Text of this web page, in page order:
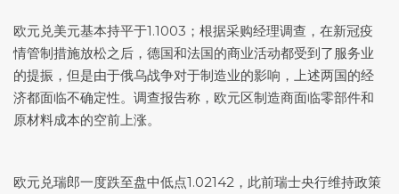
欧元兑美元基本持平于1.1003；根据采购经理调查，在新冠疫
情管制措施放松之后，德国和法国的商业活动都受到了服务业
的提振，但是由于俄乌战争对于制造业的影响，上述两国的经
济都面临不确定性。调查报告称，欧元区制造商面临零部件和
原材料成本的空前上涨。
欧元兑瑞郎一度跌至盘中低点1.02142，此前瑞士央行维持政策